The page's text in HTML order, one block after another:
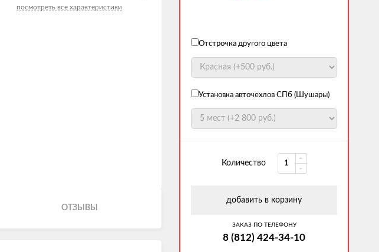
посмотреть все характеристики
ОТЗЫВЫ
Отстрочка другого цвета
Установка авточехлов СПб (Шушары)
Количество
добавить в корзину
ЗАКАЗ ПО ТЕЛЕФОНУ
8 (812) 424-34-10